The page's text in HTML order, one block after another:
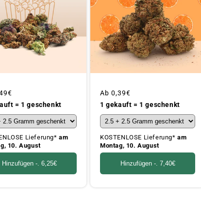
= 1 geschenkt
Lieferung*am
10. August
Hinzufügen -. 6,25€
Üblicher
Preis
Ab 0,39€
1 gekauft = 1 geschenkt
KOSTENLOSE Lieferung*am
Montag, 10. August
Hinzufügen -. 7,40€